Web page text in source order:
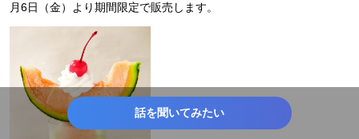
月6日（金）より期間限定で販売します。
話を聞いてみたい